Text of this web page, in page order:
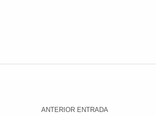
Navegación de entradas
ANTERIOR ENTRADA